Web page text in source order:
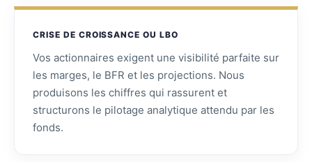
CRISE DE CROISSANCE OU LBO
Vos actionnaires exigent une visibilité parfaite sur
les marges, le BFR et les projections. Nous
produisons les chiffres qui rassurent et
structurons le pilotage analytique attendu par les
fonds.